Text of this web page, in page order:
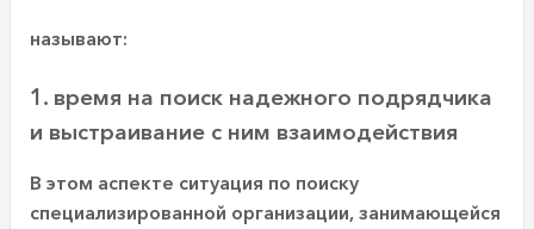
называют:
1. время на поиск надежного подрядчика
и выстраивание с ним взаимодействия
В этом аспекте ситуация по поиску
специализированной организации, занимающейся